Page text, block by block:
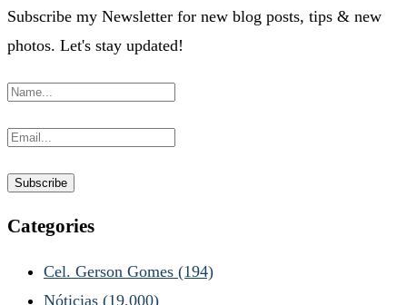
Subscribe my Newsletter for new blog posts, tips & new
photos. Let's stay updated!
Categories
Cel. Gerson Gomes (194)
Nóticias (19,000)